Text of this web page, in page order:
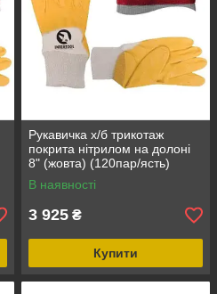
Рукавичка х/б трикотаж
покрита нітрилом на долоні
8" (жовта) (120пар/ясть)
INTERTOOL SP-0108W
В наявності
3 925 ₴
Купити